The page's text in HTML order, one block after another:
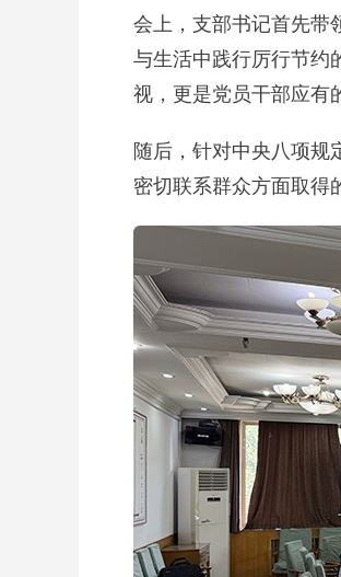
会上，支部书记首先带
与生活中践行厉行节约
视，更是党员干部应有
随后，针对中央八项规
密切联系群众方面取得